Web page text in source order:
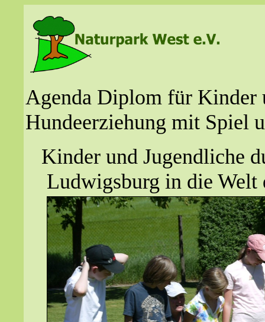
Agenda Diplom für Kinder
Hundeerziehung mit Spiel
Kinder und Jugendliche
Ludwigsburg in die Welt